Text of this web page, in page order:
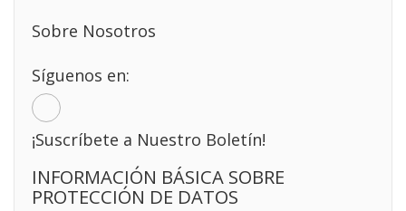
Sobre Nosotros
Síguenos en:
¡Suscríbete a Nuestro Boletín!
INFORMACIÓN BÁSICA SOBRE
PROTECCIÓN DE DATOS